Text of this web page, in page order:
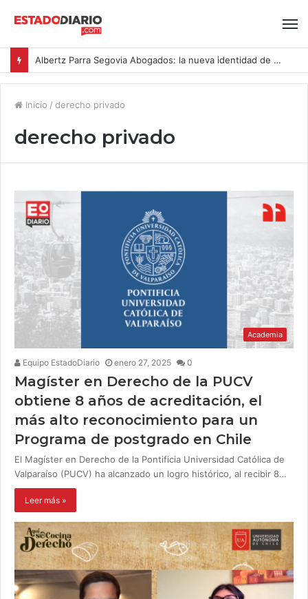
Albertz Parra Segovia Abogados: la nueva identidad de Segovia Consulting
Inicio / derecho privado
derecho privado
Academia
Equipo EstadoDiario enero 27, 2025 0
Magíster en Derecho de la PUCV
obtiene 8 años de acreditación, el
más alto reconocimiento para un
Programa de postgrado en Chile
El Magíster en Derecho de la Pontificia Universidad Católica de
Valparaíso (PUCV) ha alcanzado un logro histórico, al recibir 8…
Leer más »